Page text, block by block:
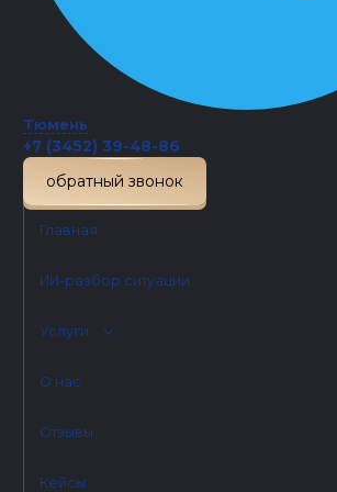
Тюмень
+7 (3452) 39-48-86
обратный звонок
Главная
ИИ-разбор ситуации
Услуги
О нас
Отзывы
Кейсы
Предоставляем клиентам
квалифицированную помощь
специалистов в различных
права в письменном
эксперты помогут разобраться
сложных ситуациях,
правильные документы.
интересы в судебном
юридических процедурах.
предлагают услугу устной
этом юристы не будут нести